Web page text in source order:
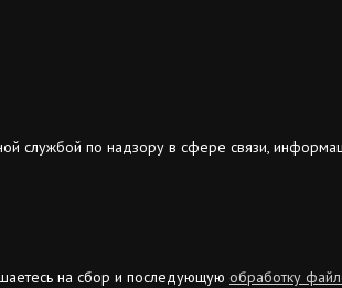
по надзору в сфере связи,
на сбор и последующую обработку